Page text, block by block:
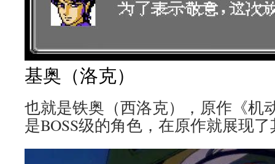
基奥（洛克）
也就是铁奥（西洛克），原作《机
是BOSS级的角色，在原作就展现